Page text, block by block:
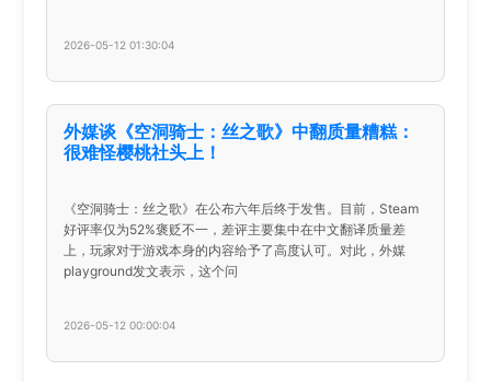
2026-05-12 01:30:04
外媒谈《空洞骑士：丝之歌》中翻质量糟糕：
很难怪樱桃社头上！
《空洞骑士：丝之歌》在公布六年后终于发售。目前，Steam
好评率仅为52%褒贬不一，差评主要集中在中文翻译质量差
上，玩家对于游戏本身的内容给予了高度认可。对此，外媒
playground发文表示，这个问
2026-05-12 00:00:04